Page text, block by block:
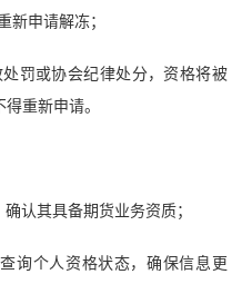
新申请解冻；
罚或协会纪律处分，资格将被
重新申请。
认其具备期货业务资质；
询个人资格状态，确保信息更